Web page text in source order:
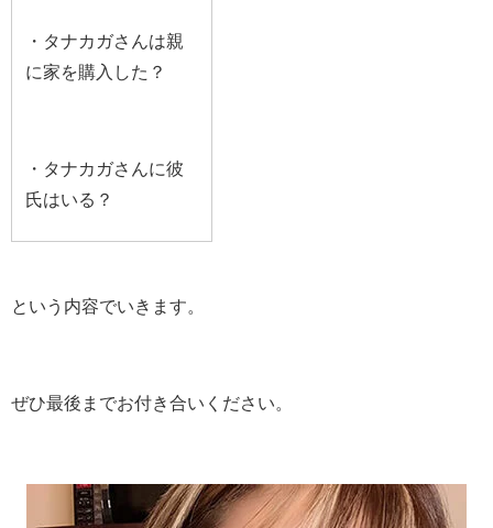
・タナカガさんは親
に家を購入した？
・タナカガさんに彼
氏はいる？
という内容でいきます。
ぜひ最後までお付き合いください。